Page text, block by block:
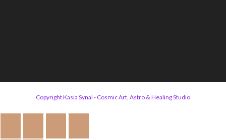
Copyright Kasia Synal - Cosmic Art, Astro & Healing Studio